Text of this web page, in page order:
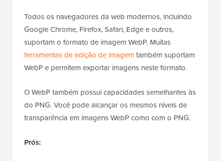
Todos os navegadores da web modernos, incluindo
Google Chrome, Firefox, Safari, Edge e outros,
suportam o formato de imagem WebP. Muitas
ferramentas de edição de imagem também suportam
WebP e permitem exportar imagens neste formato.
O WebP também possui capacidades semelhantes às
do PNG. Você pode alcançar os mesmos níveis de
transparência em imagens WebP como com o PNG.
Prós: